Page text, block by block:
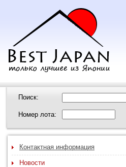
Поиск:
Номер лота:
Контактная информация
Новости